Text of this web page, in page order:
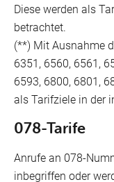
Diese werden als
betrachtet.
(**) Mit Ausnahme
6351, 6560, 6561,
6593, 6800, 6801,
als Tarifziele in der
078-Tarife
Anrufe an 078-
inbegriffen oder